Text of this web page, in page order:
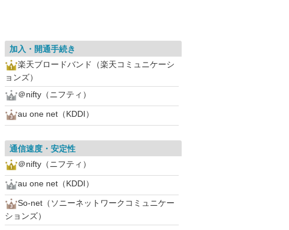
加入・開通手続き
楽天ブロードバンド（楽天コミュニケーシ
ョンズ）
＠nifty（ニフティ）
au one net（KDDI）
通信速度・安定性
＠nifty（ニフティ）
au one net（KDDI）
So-net（ソニーネットワークコミュニケー
ションズ）